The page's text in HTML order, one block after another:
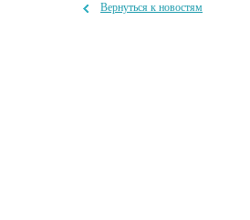
Вернуться к новостям